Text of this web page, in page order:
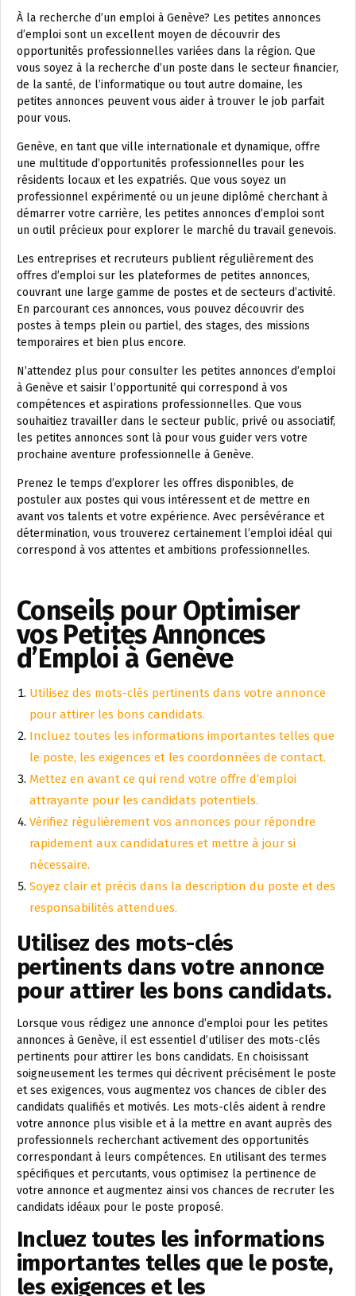
À la recherche d’un emploi à Genève? Les petites annonces
d’emploi sont un excellent moyen de découvrir des
opportunités professionnelles variées dans la région. Que
vous soyez à la recherche d’un poste dans le secteur financier,
de la santé, de l’informatique ou tout autre domaine, les
petites annonces peuvent vous aider à trouver le job parfait
pour vous.
Genève, en tant que ville internationale et dynamique, offre
une multitude d’opportunités professionnelles pour les
résidents locaux et les expatriés. Que vous soyez un
professionnel expérimenté ou un jeune diplômé cherchant à
démarrer votre carrière, les petites annonces d’emploi sont
un outil précieux pour explorer le marché du travail genevois.
Les entreprises et recruteurs publient régulièrement des
offres d’emploi sur les plateformes de petites annonces,
couvrant une large gamme de postes et de secteurs d’activité.
En parcourant ces annonces, vous pouvez découvrir des
postes à temps plein ou partiel, des stages, des missions
temporaires et bien plus encore.
N’attendez plus pour consulter les petites annonces d’emploi
à Genève et saisir l’opportunité qui correspond à vos
compétences et aspirations professionnelles. Que vous
souhaitiez travailler dans le secteur public, privé ou associatif,
les petites annonces sont là pour vous guider vers votre
prochaine aventure professionnelle à Genève.
Prenez le temps d’explorer les offres disponibles, de
postuler aux postes qui vous intéressent et de mettre en
avant vos talents et votre expérience. Avec persévérance et
détermination, vous trouverez certainement l’emploi idéal qui
correspond à vos attentes et ambitions professionnelles.
Conseils pour Optimiser
vos Petites Annonces
d’Emploi à Genève
Utilisez des mots-clés pertinents dans votre annonce
pour attirer les bons candidats.
Incluez toutes les informations importantes telles que
le poste, les exigences et les coordonnées de contact.
Mettez en avant ce qui rend votre offre d’emploi
attrayante pour les candidats potentiels.
Vérifiez régulièrement vos annonces pour répondre
rapidement aux candidatures et mettre à jour si
nécessaire.
Soyez clair et précis dans la description du poste et des
responsabilités attendues.
Utilisez des mots-clés
pertinents dans votre annonce
pour attirer les bons candidats.
Lorsque vous rédigez une annonce d’emploi pour les petites
annonces à Genève, il est essentiel d’utiliser des mots-clés
pertinents pour attirer les bons candidats. En choisissant
soigneusement les termes qui décrivent précisément le poste
et ses exigences, vous augmentez vos chances de cibler des
candidats qualifiés et motivés. Les mots-clés aident à rendre
votre annonce plus visible et à la mettre en avant auprès des
professionnels recherchant activement des opportunités
correspondant à leurs compétences. En utilisant des termes
spécifiques et percutants, vous optimisez la pertinence de
votre annonce et augmentez ainsi vos chances de recruter les
candidats idéaux pour le poste proposé.
Incluez toutes les informations
importantes telles que le poste,
les exigences et les